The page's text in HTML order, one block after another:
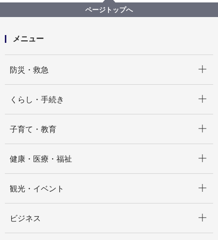
土壌汚染・地下水汚染・地盤沈下
土壌汚染対策の届出様式
ページトップへ
メニュー
防災・救急
くらし・手続き
子育て・教育
健康・医療・福祉
観光・イベント
ビジネス